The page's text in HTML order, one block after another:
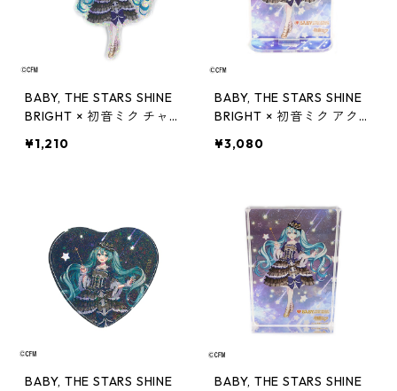
BABY, THE STARS SHINE
BRIGHT × 初音ミク チャー
ー
¥1,210
BABY, THE STARS SHINE
BRIGHT × 初音ミク アクリ
¥3,080
BABY, THE STARS SHINE
BABY, THE STARS SHINE